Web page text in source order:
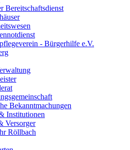
Bereitschaftsdienst
- Bürgerhilfe e.V.
Bekanntmachungen
Institutionen
Versorger
Röllbach